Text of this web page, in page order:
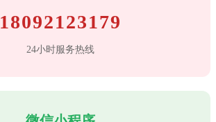
18092123179
24小时服务热线